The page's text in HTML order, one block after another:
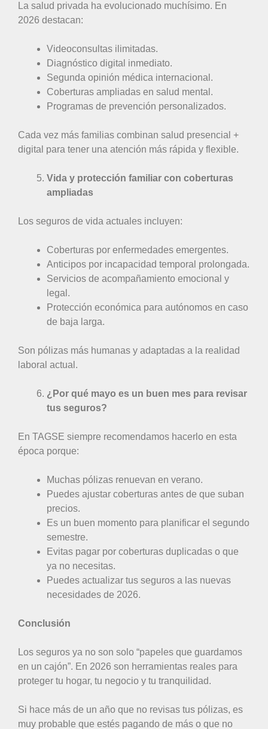
La salud privada ha evolucionado muchísimo. En
2026 destacan:
Videoconsultas ilimitadas.
Diagnóstico digital inmediato.
Segunda opinión médica internacional.
Coberturas ampliadas en salud mental.
Programas de prevención personalizados.
Cada vez más familias combinan salud presencial +
digital para tener una atención más rápida y flexible.
Vida y protección familiar con coberturas
ampliadas
Los seguros de vida actuales incluyen:
Coberturas por enfermedades emergentes.
Anticipos por incapacidad temporal prolongada.
Servicios de acompañamiento emocional y
legal.
Protección económica para autónomos en caso
de baja larga.
Son pólizas más humanas y adaptadas a la realidad
laboral actual.
¿Por qué mayo es un buen mes para revisar
tus seguros?
En TAGSE siempre recomendamos hacerlo en esta
época porque:
Muchas pólizas renuevan en verano.
Puedes ajustar coberturas antes de que suban
precios.
Es un buen momento para planificar el segundo
semestre.
Evitas pagar por coberturas duplicadas o que
ya no necesitas.
Puedes actualizar tus seguros a las nuevas
necesidades de 2026.
Conclusión
Los seguros ya no son solo “papeles que guardamos
en un cajón”. En 2026 son herramientas reales para
proteger tu hogar, tu negocio y tu tranquilidad.
Si hace más de un año que no revisas tus pólizas, es
muy probable que estés pagando de más o que no